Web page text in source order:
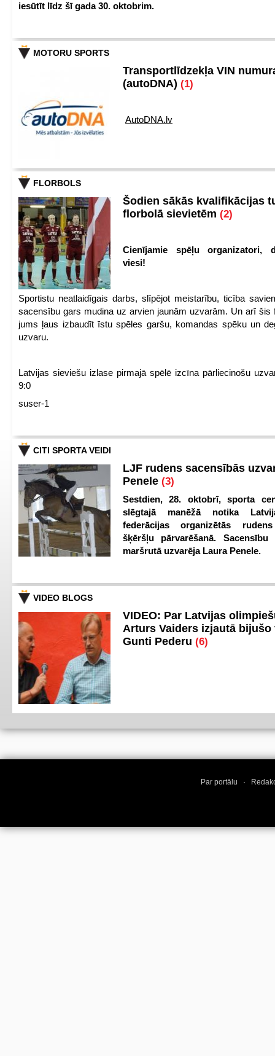
iesūtīt līdz šī gada 30. oktobrim.
MOTORU SPORTS
Transportlīdzekļa VIN
(autoDNA) (1)
AutoDNA.lv
FLORBOLS
Šodien sākās kvalifikācijas
florbolā sievietēm (2)
Cienījamie spēļu organizatori,
viesi!
Sportistu neatlaidīgais darbs, slīpējot meistarību, ticība
sacensību gars mudina uz arvien jaunām uzvarām. Un arī šis
jums ļaus izbaudīt īstu spēles garšu, komandas spēku un
uzvaru.
Latvijas sieviešu izlase pirmajā spēlē izcīna pārliecinošu
9:0
suser-1
CITI SPORTA VEIDI
LJF rudens sacensībās
Penele (3)
Sestdien, 28. oktobrī, sporta
slēgtajā manēžā notika
federācijas organizētās
šķēršļu pārvarēšanā. Sacensību
maršrutā uzvarēja Laura Penele.
VIDEO BLOGS
VIDEO: Par Latvijas
Arturs Vaiders izjautā bijušo
Gunti Pederu (6)
Par portālu ·